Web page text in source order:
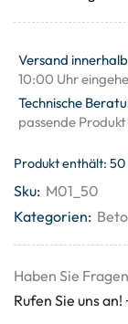
Versand
10:00 Uhr
Technische
passende
Produkt enthält: 50
Sku: M01_50
Kategorien:
Haben Sie
Rufen Sie uns an!